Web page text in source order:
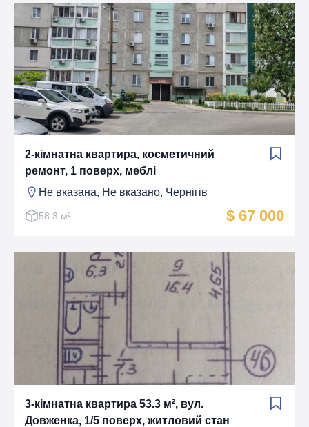
2-кімнатна квартира, косметичний
ремонт, 1 поверх, меблі
Не вказана, Не вказано, Чернігів
58.3 м² $ 67 000
3-кімнатна квартира 53.3 м², вул.
Довженка, 1/5 поверх, житловий стан